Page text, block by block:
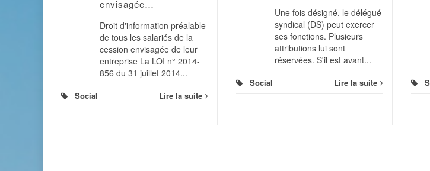
envisagée…
Droit d'information préalable
de tous les salariés de la
cession envisagée de leur
entreprise La LOI n° 2014-
856 du 31 juillet 2014...
Social Lire la suite
Une fois désigné, le délégué
syndical (DS) peut exercer
ses fonctions. Plusieurs
attributions lui sont
réservées. S'il est avant...
Social Lire la suite